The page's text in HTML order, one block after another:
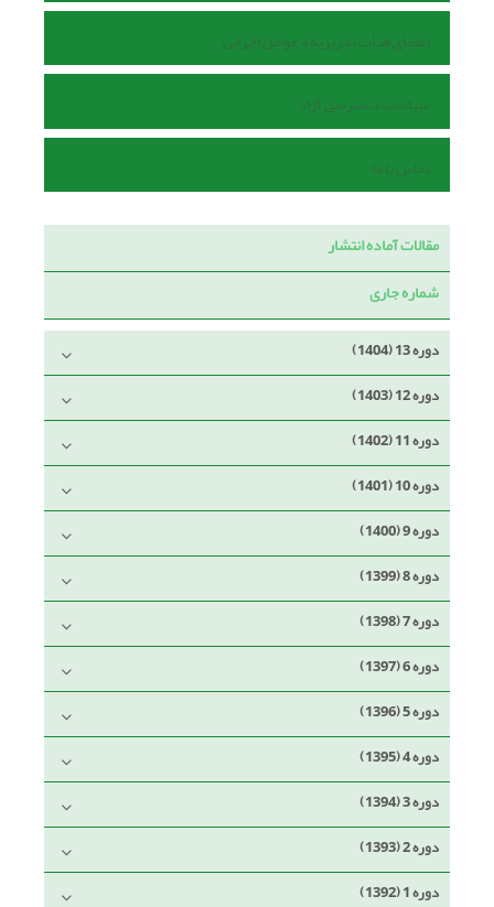
اعضای هیأت تحریریه و عوامل اجرایی
سیاست دسترسی آزاد
تماس با ما
مقالات آماده انتشار
شماره جاری
دوره 13 (1404)
دوره 12 (1403)
دوره 11 (1402)
دوره 10 (1401)
دوره 9 (1400)
دوره 8 (1399)
دوره 7 (1398)
دوره 6 (1397)
دوره 5 (1396)
دوره 4 (1395)
دوره 3 (1394)
دوره 2 (1393)
دوره 1 (1392)